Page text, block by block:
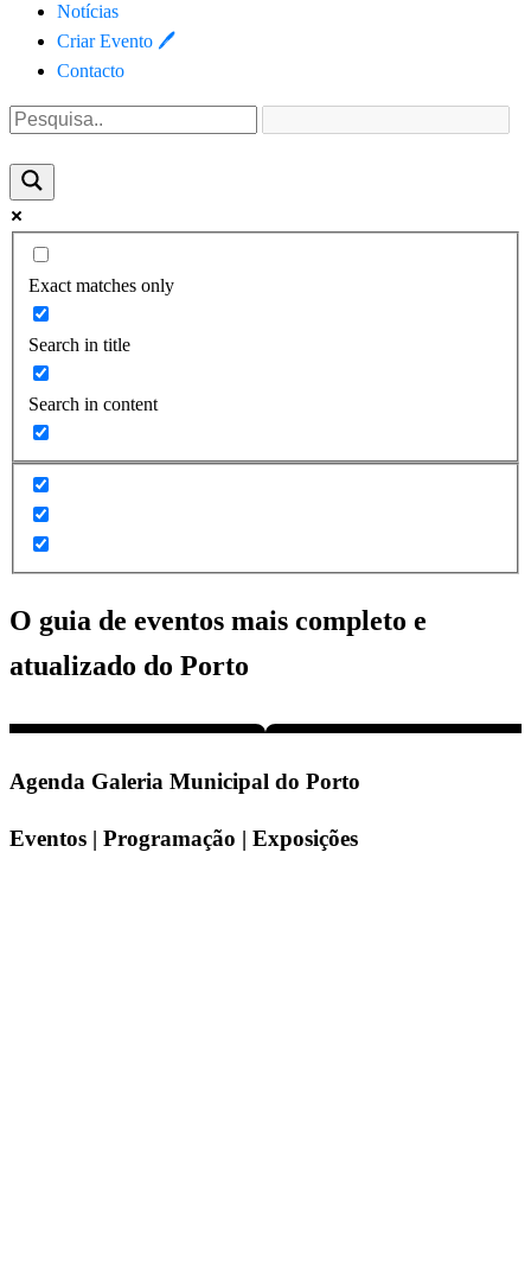
Notícias
Criar Evento 🖊
Contacto
Exact matches only
Search in title
Search in content
O guia de eventos mais completo e
atualizado do Porto
Agenda Galeria Municipal do Porto
Eventos | Programação | Exposições